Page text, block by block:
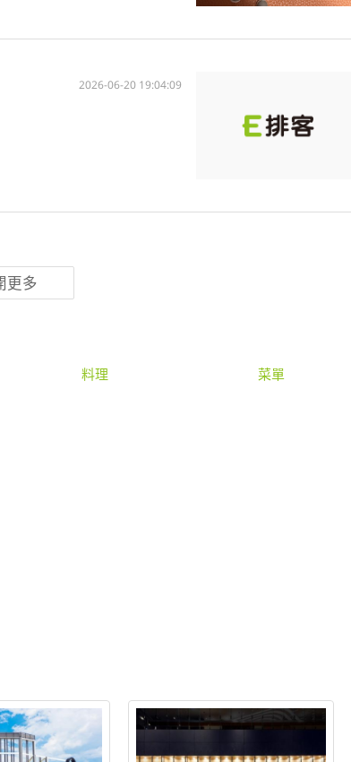
2026-06-20 19:04:09
更多
料理 菜單